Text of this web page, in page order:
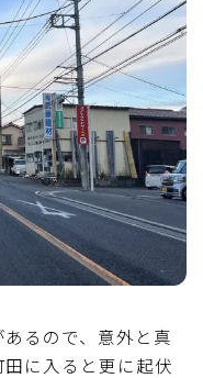
るので、意外と真
に入ると更に起伏